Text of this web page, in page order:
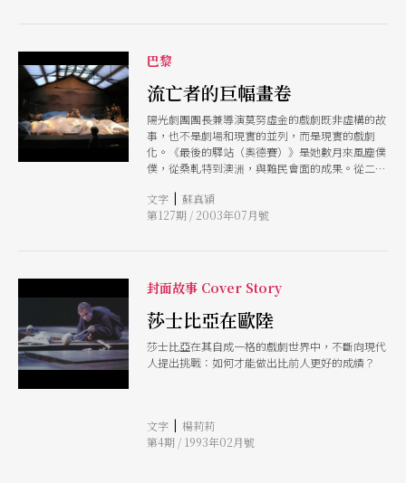
種藝術，當我們還在思考教科書文言文與白話文的
《PAR表演藝術》的讀者們可以參考的例子。
巴黎
流亡者的巨幅畫卷
陽光劇團團長兼導演莫努虛金的戲劇既非虛構的故
事，也不是劇場和現實的並列，而是現實的戲劇
化。《最後的驛站（奧德賽）》是她數月來風塵僕
僕，從桑軋特到澳洲，與難民會面的成果。從二
──個人奧德賽──構成本劇的內容。
文字 | 蘇真穎
第127期 / 2003年07月號
封面故事 Cover Story
莎士比亞在歐陸
莎士比亞在其自成一格的戲劇世界中，不斷向現代
人提出挑戰：如何才能做出比前人更好的成績？
文字 | 楊莉莉
第4期 / 1993年02月號